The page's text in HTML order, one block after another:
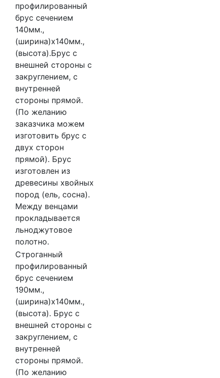
профилированный
брус сечением
140мм.,
(ширина)х140мм.,
(высота).Брус с
внешней стороны с
закруглением, с
внутренней
стороны прямой.
(По желанию
заказчика можем
изготовить брус с
двух сторон
прямой). Брус
изготовлен из
древесины хвойных
пород (ель, сосна).
Между венцами
прокладывается
льноджутовое
полотно.
Строганный
профилированный
брус сечением
190мм.,
(ширина)х140мм.,
(высота). Брус с
внешней стороны с
закруглением, с
внутренней
стороны прямой.
(По желанию